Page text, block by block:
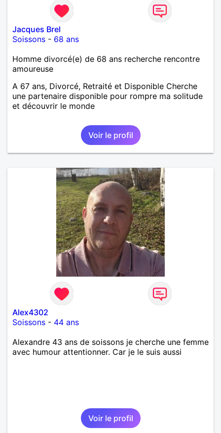
Jacques Brel
Soissons - 68 ans
Homme divorcé(e) de 68 ans recherche rencontre
amoureuse
A 67 ans, Divorcé, Retraité et Disponible Cherche
une partenaire disponible pour rompre ma solitude
et découvrir le monde
Voir le profil
Alex4302
Soissons - 44 ans
Alexandre 43 ans de soissons je cherche une femme
avec humour attentionner. Car je le suis aussi
Voir le profil